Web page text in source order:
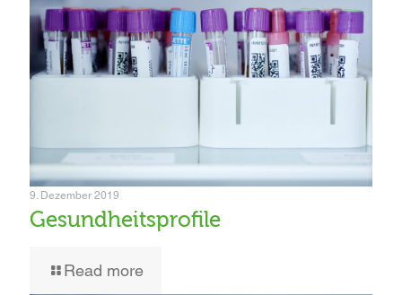
9. Dezember 2019
Gesundheitsprofile
Read more